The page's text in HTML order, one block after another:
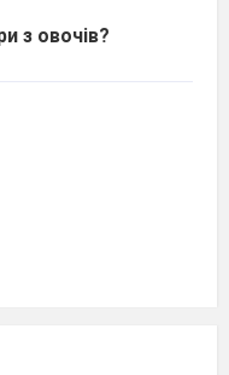
з овочів?